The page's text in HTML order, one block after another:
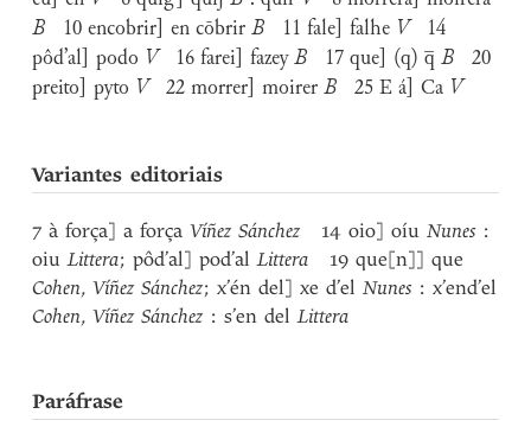
B 10 encobrir] en cōbrirB 11 fale] falhe V 14
pôd’al] podo V 16 farei] fazeyB 17 que] (q) q̅B 20
preito] pyto V 22 morrer] moirerB 25 E á] Ca V
Variantes editoriais
7 à força] a forçaVíñez Sánchez 14 oio] oíuNunes :
oiuLittera; pôd’al] pod’alLittera 19 que[n]] que
Cohen,Víñez Sánchez; x’én del] xe d’elNunes : x’end’el
Cohen,Víñez Sánchez : s’en delLittera
Paráfrase